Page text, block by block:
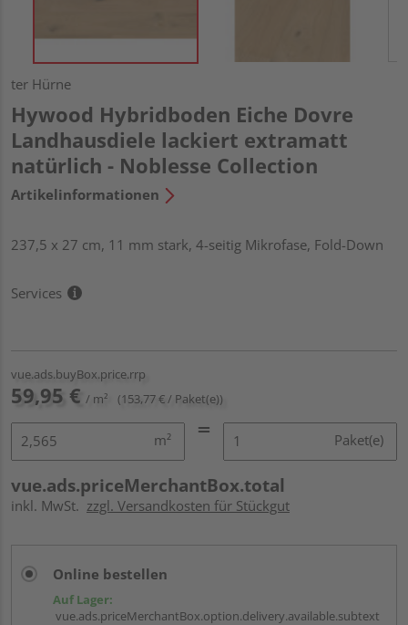
ter Hürne
Hywood Hybridboden Eiche Dovre
Landhausdiele lackiert extramatt
natürlich - Noblesse Collection
Artikelinformationen
237,5 x 27 cm, 11 mm stark, 4-seitig Mikrofase, Fold-Down
Services
vue.ads.buyBox.price.rrp
59,95 € / m² (153,77 € / Paket(e))
m² Paket(e)
vue.ads.priceMerchantBox.total
inkl. MwSt. zzgl. Versandkosten für Stückgut
Online bestellen
Auf Lager:
vue.ads.priceMerchantBox.option.delivery.available.subtext